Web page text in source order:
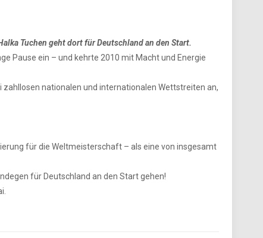
Tuchen geht dort für Deutschland an den Start.
Pause ein – und kehrte 2010 mit Macht und Energie
nationalen und internationalen Wettstreiten an,
für die Weltmeisterschaft – als eine von insgesamt
für Deutschland an den Start gehen!